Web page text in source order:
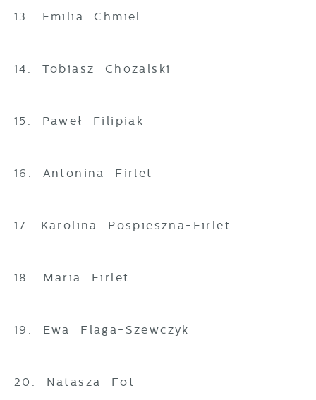
13. Emilia Chmiel
14. Tobiasz Chożalski
15. Paweł Filipiak
16. Antonina Firlet
17. Karolina Pospieszna-Firlet
18. Maria Firlet
19. Ewa Flaga-Szewczyk
20. Natasza Fot